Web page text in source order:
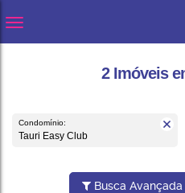
2 Imóveis
Condomínio:
Tauri Easy Club
Busca Avançada